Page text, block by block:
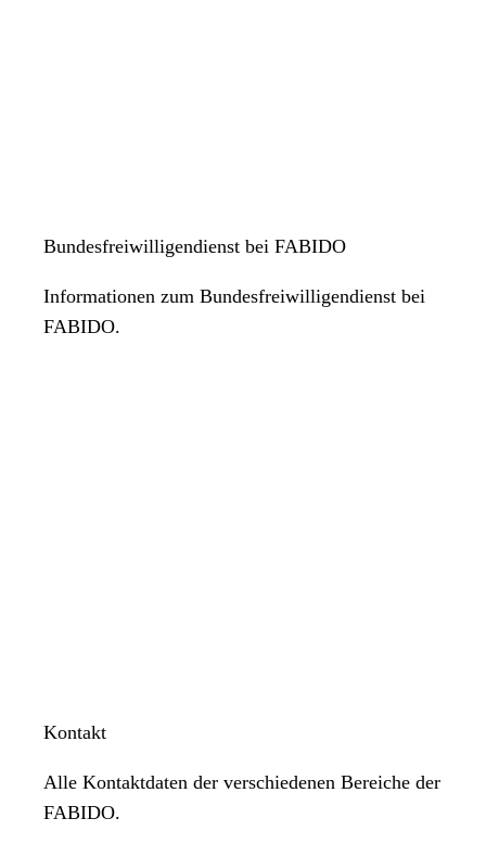
Bundesfreiwilligendienst bei FABIDO
Informationen zum Bundesfreiwilligendienst bei
FABIDO.
Kontakt
Alle Kontaktdaten der verschiedenen Bereiche der
FABIDO.